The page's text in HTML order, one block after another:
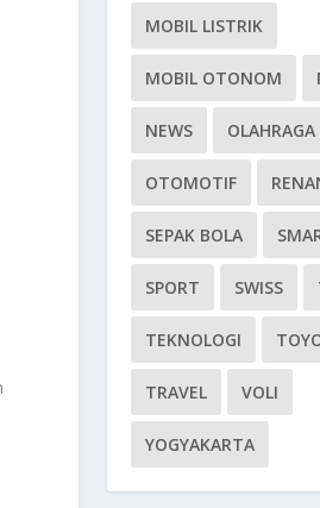
MOBIL LISTRIK
MOBIL OTONOM
NEWS OLAHRAGA
OTOMOTIF
SEPAK BOLA
SPORT SWISS
TEKNOLOGI
TRAVEL VOLI
YOGYAKARTA